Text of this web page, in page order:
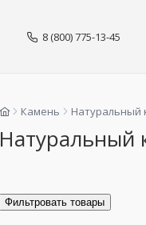
8 (800) 775-13-45
Камень Натуральный
Натуральный
Фильтровать товары